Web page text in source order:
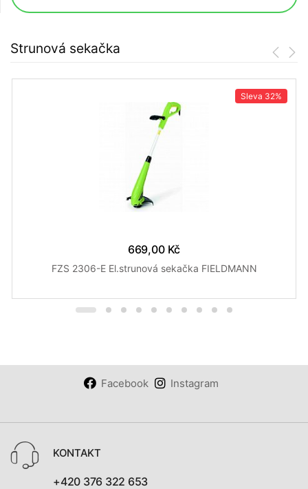
Strunová sekačka
Sleva 32%
669,00 Kč
FZS 2306-E El.strunová sekačka FIELDMANN
Facebook Instagram
KONTAKT
+420 376 322 653